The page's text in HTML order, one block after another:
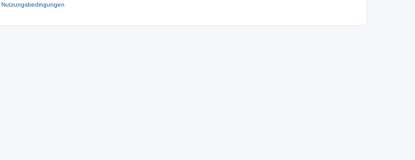
Nutzungsbedingungen